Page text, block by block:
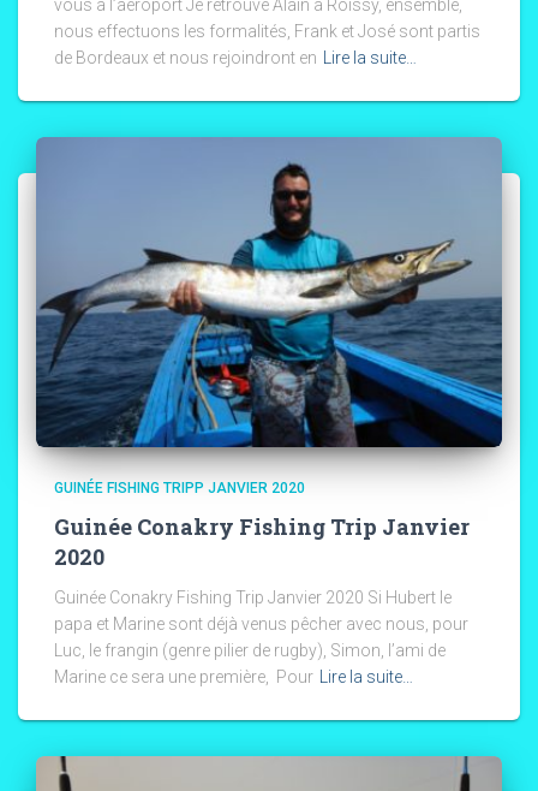
vous à l’aéroport Je retrouve Alain à Roissy, ensemble,
nous effectuons les formalités, Frank et José sont partis
de Bordeaux et nous rejoindront en
Lire la suite…
GUINÉE FISHING TRIPP JANVIER 2020
Guinée Conakry Fishing Trip Janvier
2020
Guinée Conakry Fishing Trip Janvier 2020 Si Hubert le
papa et Marine sont déjà venus pêcher avec nous, pour
Luc, le frangin (genre pilier de rugby), Simon, l’ami de
Marine ce sera une première, Pour Lire la suite…